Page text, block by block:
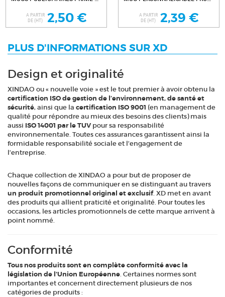
A PARTIR
DE (HT) 2,50 € A PARTIR
DE (HT) 2,39 €
PLUS D'INFORMATIONS SUR XD
Design et originalité
XINDAO ou « nouvelle voie » est le tout premier à avoir obtenu la
certification ISO de gestion de l’environnement, de santé et
sécurité, ainsi que la certification ISO 9001 (en management de
qualité pour répondre au mieux des besoins des clients) mais
aussi ISO 14001 par le TUVpour sa responsabilité
environnementale. Toutes ces assurances garantissent ainsi la
formidable responsabilité sociale et l’engagement de
l’entreprise.
Chaque collection de XINDAO a pour but de proposer de
nouvelles façons de communiquer en se distinguant au travers
un produit promotionnel original et exclusif. XD met en avant
des produits qui allient praticité et originalité. Pour toutes les
occasions, les articles promotionnels de cette marque arrivent à
point nommé.
Conformité
Tous nos produits sont en complète conformité avec la
législation de l'Union Européenne. Certaines normes sont
importantes et concernent directement plusieurs de nos
catégories de produits :